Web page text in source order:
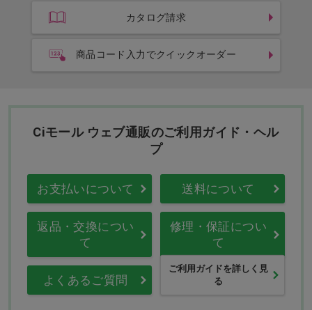
カタログ請求
商品コード入力でクイックオーダー
Ciモール ウェブ通販のご利用ガイド・ヘル
プ
お支払いについて 送料について
返品・交換につい
て
修理・保証につい
て
よくあるご質問
ご利用ガイドを詳しく見
る